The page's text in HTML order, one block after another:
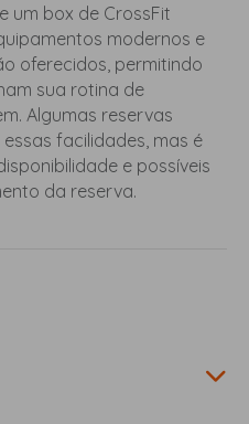
um box de CrossFit
modernos e
oferecidos, permitindo
sua rotina de
Algumas reservas
facilidades, mas é
e possíveis
da reserva.